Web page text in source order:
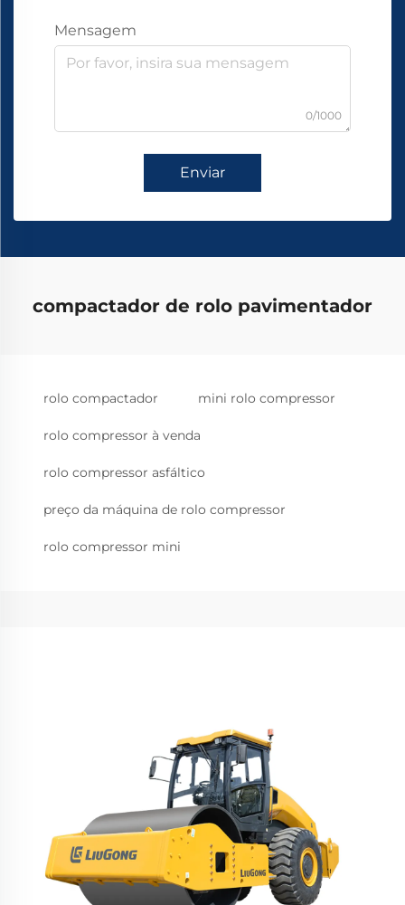
Mensagem
0/1000
Enviar
compactador de rolo pavimentador
rolo compactador mini rolo compressor
rolo compressor à venda
rolo compressor asfáltico
preço da máquina de rolo compressor
rolo compressor mini